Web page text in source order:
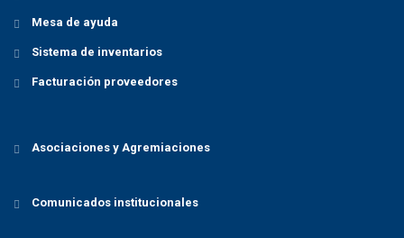
Mesa de ayuda
Sistema de inventarios
Facturación proveedores
Asociaciones y Agremiaciones
Comunicados institucionales